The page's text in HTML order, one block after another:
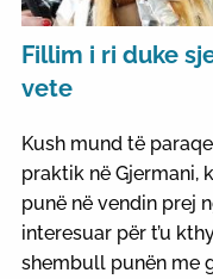
Fillim i ri duke
vete
Kush mund të
praktik në Gjermani,
punë në vendin prej
interesuar për t’u
shembull punën me